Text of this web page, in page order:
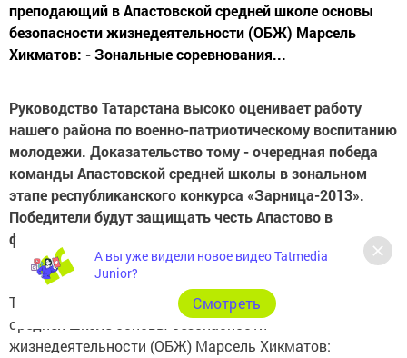
преподающий в Апастовской средней школе основы
безопасности жизнедеятельности (ОБЖ) Марсель
Хикматов: - Зональные соревнования...
Руководство Татарстана высоко оценивает работу
нашего района по военно-патриотическому воспитанию
молодежи. Доказательство тому - очередная победа
команды Апастовской средней школы в зональном
этапе республиканского конкурса «Зарница-2013».
Победители будут защищать честь Апастово в
финальных соревнованиях.
Тренер-капитан команды, преподающий в Апастовской
средней школе основы безопасности
жизнедеятельности (ОБЖ) Марсель Хикматов:
А вы уже видели новое видео Tatmedia
Junior?
Cмотреть